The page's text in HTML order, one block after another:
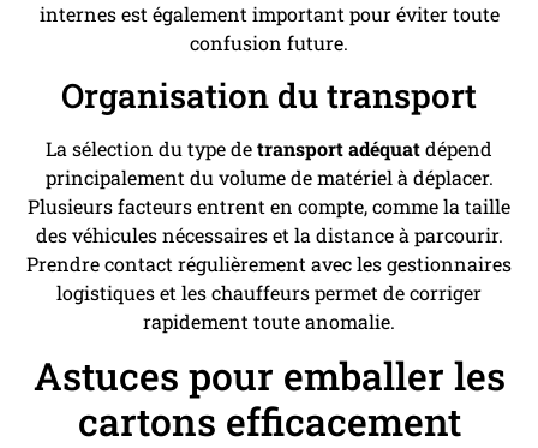
internes est également important pour éviter toute
confusion future.
Organisation du transport
La sélection du type detransport adéquatdépend
principalement du volume de matériel à déplacer.
Plusieurs facteurs entrent en compte, comme la taille
des véhicules nécessaires et la distance à parcourir.
Prendre contact régulièrement avec les gestionnaires
logistiques et les chauffeurs permet de corriger
rapidement toute anomalie.
Astuces pour emballer les
cartons efficacement